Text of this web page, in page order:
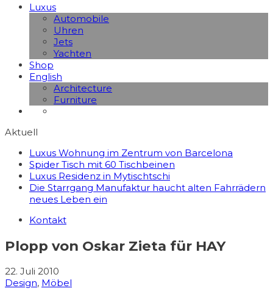
Luxus
Automobile
Uhren
Jets
Yachten
Shop
English
Architecture
Furniture
Aktuell
Luxus Wohnung im Zentrum von Barcelona
Spider Tisch mit 60 Tischbeinen
Luxus Residenz in Mytischtschi
Die Starrgang Manufaktur haucht alten Fahrrädern
neues Leben ein
Kontakt
Plopp von Oskar Zieta für HAY
22. Juli 2010
Design, Möbel